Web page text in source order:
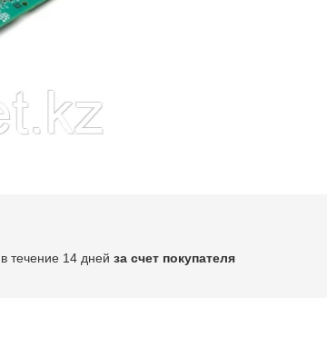
течение 14 дней за счет покупателя